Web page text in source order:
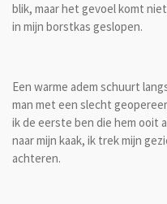
blik, maar het gevoel komt
in mijn borstkas geslopen.
Een warme adem schuurt
man met een slecht
ik de eerste ben die hem ooit
naar mijn kaak, ik trek mijn
achteren.